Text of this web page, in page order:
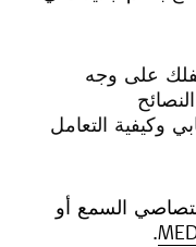
على وجه
وكيفية التعامل
السمع أو
.